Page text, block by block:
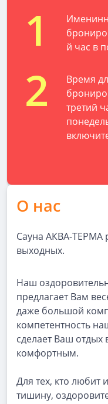
1
й час в
2
Время
третий
О нас
Сауна АКВА-ТЕРМА
выходных.
Наш
предлагает Вам
даже большой
компетентность
сделает Ваш отдых
комфортным.
Для тех, кто любит
тишину,